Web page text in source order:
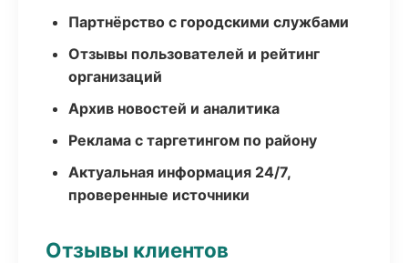
Партнёрство с городскими службами
Отзывы пользователей и рейтинг
организаций
Архив новостей и аналитика
Реклама с таргетингом по району
Актуальная информация 24/7,
проверенные источники
Отзывы клиентов